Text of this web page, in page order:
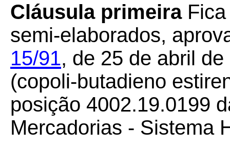
Cláusula primeiraFica
semi-elaborados,
15/91, de 25 de abril
(copoli-butadieno
posição 4002.19.0199
Mercadorias - Sistema